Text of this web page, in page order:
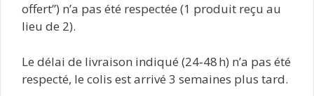
offert”) n’a pas été respectée (1 produit reçu au
lieu de 2).
Le délai de livraison indiqué (24‑48 h) n’a pas été
respecté, le colis est arrivé 3 semaines plus tard.